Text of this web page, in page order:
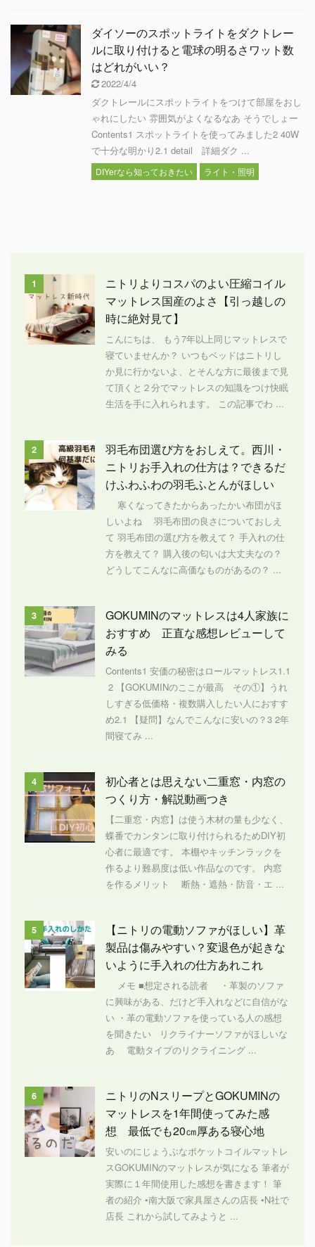
ダイソーのスポットライトをダクトレー
ルに取り付けると電球の明るさワット数
はどれがいい？
2022/4/4
ダクトレールにスポットライトをつけて部屋をおし
ゃれにしたい 雰囲気がよくなるなあ そうでしょー
Contents1 スポットライトを使ってみました2 40W
で十分な明かり2.1 detail 詳細ダク ...
DIYerなら知っておきたい ライト・照明
1
ニトリよりコスパのよい圧縮コイル
マットレス国産のよさ【引っ越しの
時に絶対見て】
こんにちは、 もう7年以上同じマットレスで
寝ていませんか？ いつもベッドはニトリし
か見に行かないよ、とそんな方に最後まで見
て頂くと２分でマットレスの知識をつけ快眠
生活を手に入れられます。 この記事でわ ...
2
羽毛布団選び方をおしえて。西川・
ニトリお手入れの仕方は？できるだ
けふわふわの羽毛ふとんがほしい
寒くなってきたからあったかい布団がほ
しいよね 羽毛布団の良さについておしえ
て 羽毛布団の選び方を教えて？ 手入れの仕
方を教えて？ 購入後の匂いは大丈夫なの？
どうしてこんなに高価なものがあるの？ ...
3
GOKUMINのマットレスは4人家族に
おすすめ 正直な感想レビューして
みる
Contents1 安価の秘密はロールマットレス1.1
2 【GOKUMINのここが最高 その①】うれ
しすぎる低価格・複数購入したい人におすす
め2.1 【疑問】なんでこんなに安いの？3 2年
間寝てみ ...
4
初心者とは思えない二重窓・内窓の
つくり方・解説動画つき
【二重窓・内窓】は使う木材の量も少なく、
蝶番でカンタンに取り付けられるためDIY初
心者に最適です。 本棚やキッチンラックを
作るより難易度は低い作品なのです。 内窓
を作るメリット 断熱・遮熱・防音・エ ...
5
【ニトリの電動ソファがほしい】革
製品は傷みやすい？変退色が起きな
いように手入れの仕方あれこれ
メモ ■想定される読者 ・革製のソファ
に興味がある、だけど手入れなどに自信がな
い ・革の電動ソファを使っている人の感想
を聞きたい リクライナーソファがほしいな
あ 電動タイプのリクライニング ...
6
ニトリのNスリープとGOKUMINの
マットレスを1年間使ってみた感
想 最低でも20㎝厚ある寝心地
安いのにじょうぶなポケットコイルマットレ
スGOKUMINのマットレスが気になる 筆者が
実際に１年間使用した感想を書きます！ 筆
者の紹介 •南大阪で家具屋さんの店長 •N社で
店長 これから試してみようと ...